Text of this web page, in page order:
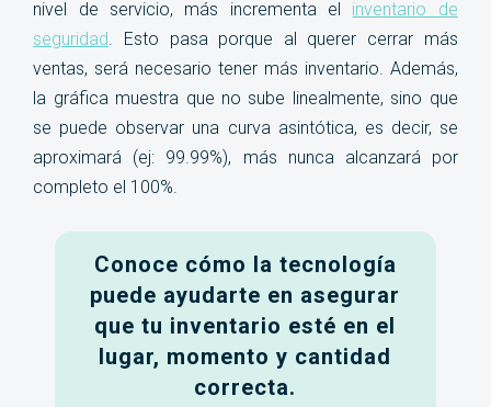
nivel de servicio, más incrementa el inventario de
seguridad . Esto pasa porque al querer cerrar más
ventas, será necesario tener más inventario. Además,
la gráfica muestra que no sube linealmente, sino que
se puede observar una curva asintótica, es decir, se
aproximará (ej: 99.99%), más nunca alcanzará por
completo el 100%
Conoce cómo la tecnología
puede ayudarte en asegurar
que tu inventario esté en el
lugar, momento y cantidad
correcta.